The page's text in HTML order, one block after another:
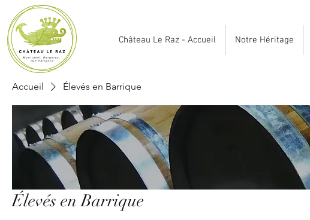
Château Le Raz - Accueil Notre Héritage
Accueil Élevés en Barrique
Élevés en Barrique